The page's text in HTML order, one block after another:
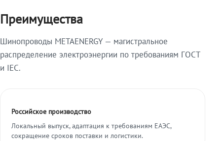
Преимущества
Шинопроводы METAENERGY — магистральное
распределение электроэнергии по требованиям ГОСТ
и IEC.
Российское производство
Локальный выпуск, адаптация к требованиям ЕАЭС,
сокращение сроков поставки и логистики.